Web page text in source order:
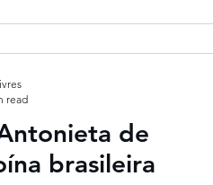
de
brasileira
read